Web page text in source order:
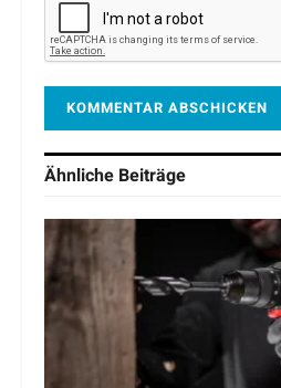
Ähnliche Beiträge